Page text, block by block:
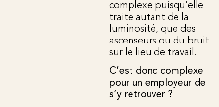
complexe puisqu’elle
traite autant de la
luminosité, que des
ascenseurs ou du bruit
sur le lieu de travail.
C’est donc complexe
pour un employeur de
s’y retrouver ?